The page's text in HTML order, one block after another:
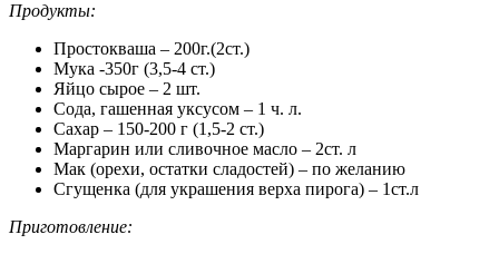
Продукты:
Простокваша – 200г.(2ст.)
Мука -350г (3,5-4 ст.)
Яйцо сырое – 2 шт.
Сода, гашенная уксусом – 1 ч. л.
Сахар – 150-200 г (1,5-2 ст.)
Маргарин или сливочное масло – 2ст. л
Мак (орехи, остатки сладостей) – по желанию
Сгущенка (для украшения верха пирога) – 1ст.л
Приготовление: